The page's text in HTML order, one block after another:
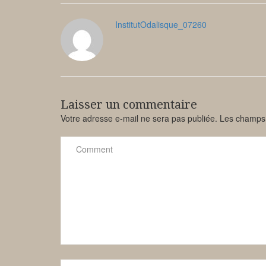
InstitutOdalisque_07260
Laisser un commentaire
Votre adresse e-mail ne sera pas publiée. Les